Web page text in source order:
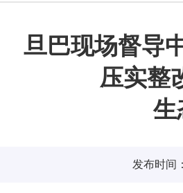
旦巴现场督导
压实整
生
发布时间